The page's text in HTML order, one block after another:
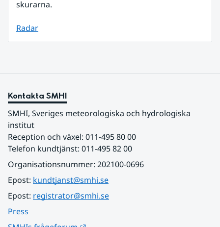
skurarna.
Radar
Kontakta SMHI
SMHI, Sveriges meteorologiska och hydrologiska
institut
Reception och växel: 011-495 80 00
Telefon kundtjänst: 011-495 82 00
Organisationsnummer: 202100-0696
Epost: kundtjanst@smhi.se
Epost: registrator@smhi.se
Press